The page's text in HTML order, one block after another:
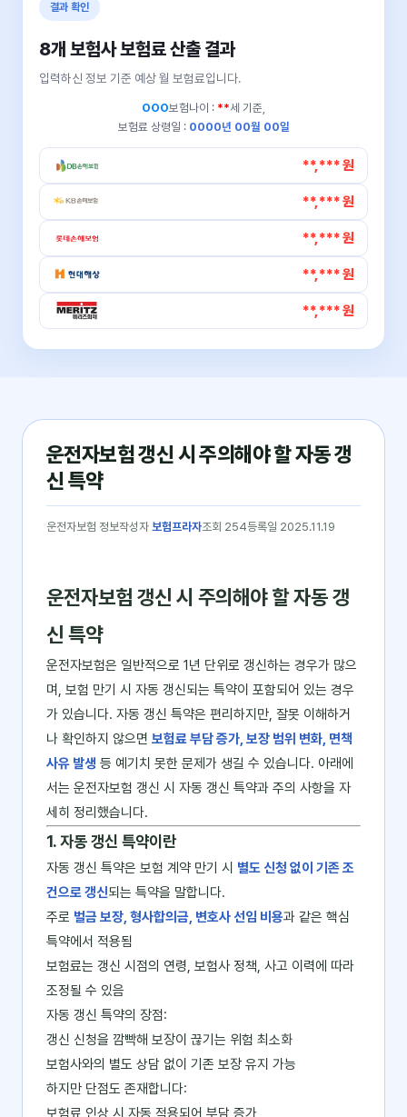
결과 확인
8개 보험사 보험료 산출 결과
입력하신 정보 기준 예상 월 보험료입니다.
OOO보험나이 : **세 기준,
보험료 상령일 : 0000년 00월 00일
**,*** 원
**,*** 원
**,*** 원
**,*** 원
**,*** 원
운전자보험 갱신 시 주의해야 할 자동 갱
신 특약
운전자보험 정보작성자 보험프라자조회 254등록일 2025.11.19
운전자보험 갱신 시 주의해야 할 자동 갱
신 특약
운전자보험은 일반적으로 1년 단위로 갱신하는 경우가 많으
며, 보험 만기 시 자동 갱신되는 특약이 포함되어 있는 경우
가 있습니다. 자동 갱신 특약은 편리하지만, 잘못 이해하거
나 확인하지 않으면 보험료 부담 증가, 보장 범위 변화, 면책
사유 발생 등 예기치 못한 문제가 생길 수 있습니다. 아래에
서는 운전자보험 갱신 시 자동 갱신 특약과 주의 사항을 자
세히 정리했습니다.
1. 자동 갱신 특약이란
자동 갱신 특약은 보험 계약 만기 시 별도 신청 없이 기존 조
건으로 갱신되는 특약을 말합니다.
주로 벌금 보장, 형사합의금, 변호사 선임 비용과 같은 핵심
특약에서 적용됨
보험료는 갱신 시점의 연령, 보험사 정책, 사고 이력에 따라
조정될 수 있음
자동 갱신 특약의 장점:
갱신 신청을 깜빡해 보장이 끊기는 위험 최소화
보험사와의 별도 상담 없이 기존 보장 유지 가능
하지만 단점도 존재합니다:
보험료 인상 시 자동 적용되어 부담 증가